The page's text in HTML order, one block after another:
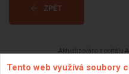
ZPĚT
Aktualizováno z portálu
Tento web využívá soubory